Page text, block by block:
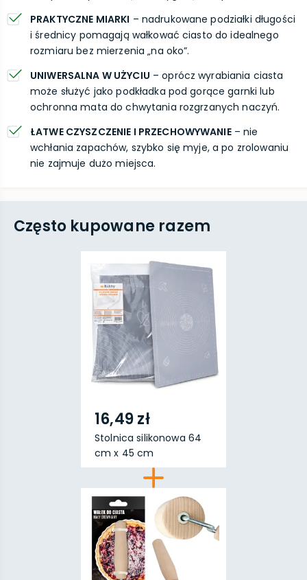
PRAKTYCZNE MIARKI – nadrukowane podziałki długości
i średnicy pomagają wałkować ciasto do idealnego
rozmiaru bez mierzenia „na oko”.
UNIWERSALNA W UŻYCIU – oprócz wyrabiania ciasta
może służyć jako podkładka pod gorące garnki lub
ochronna mata do chwytania rozgrzanych naczyń.
ŁATWE CZYSZCZENIE I PRZECHOWYWANIE– nie
wchłania zapachów, szybko się myje, a po zrolowaniu
nie zajmuje dużo miejsca.
Często kupowane razem
16,49 zł
Stolnica silikonowa 64
cm x 45 cm